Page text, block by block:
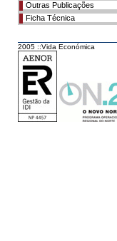
Outras Publicações
Ficha Técnica
2005 ::Vida Económica